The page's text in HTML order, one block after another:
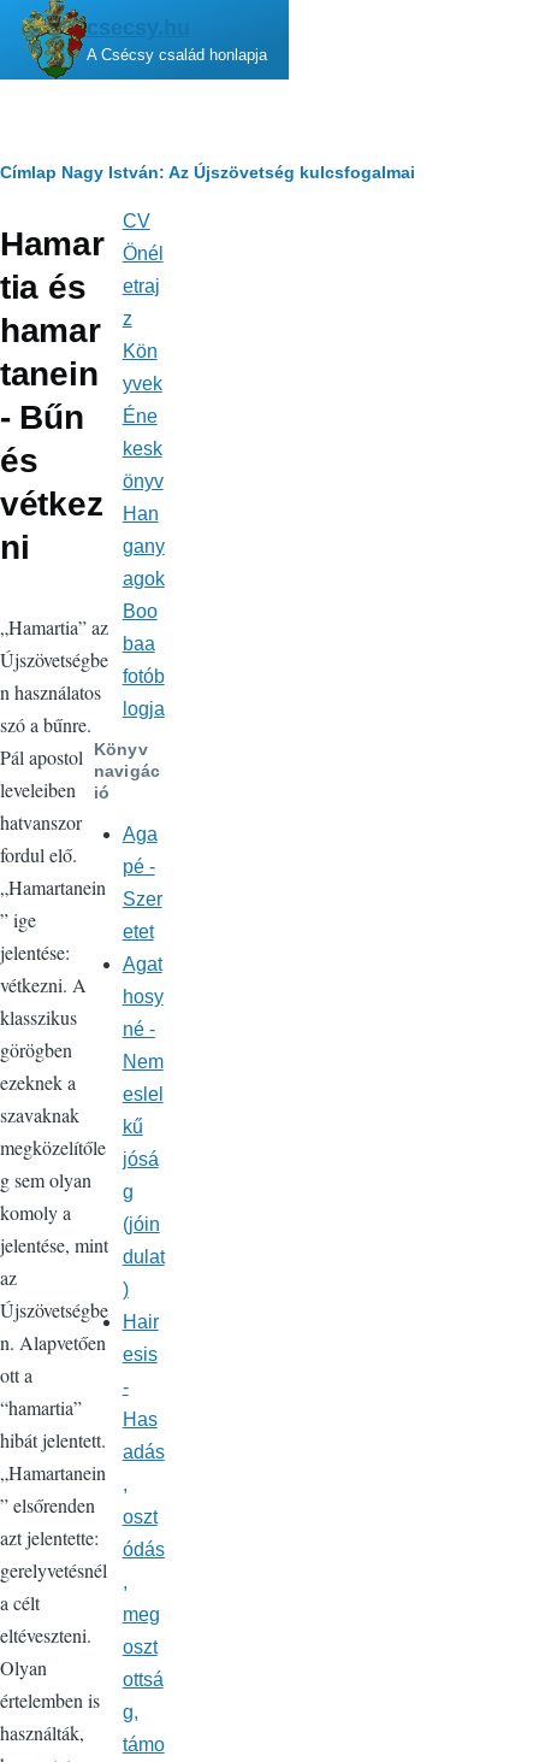
Ugrás a tartalomra
csecsy.hu
A Csécsy család honlapja
Morzsa
Címlap Nagy István: Az Újszövetség kulcsfogalmai
Hamar
tia és
hamar
tanein
- Bűn
és
vétkez
ni
„Hamartia” az
Újszövetségbe
n használatos
szó a bűnre.
Pál apostol
leveleiben
hatvanszor
fordul elő.
„Hamartanein
” ige
jelentése:
vétkezni. A
klasszikus
görögben
ezeknek a
szavaknak
megközelítőle
g sem olyan
komoly a
jelentése, mint
az
Újszövetségbe
n. Alapvetően
ott a
“hamartia”
hibát jelentett.
„Hamartanein
” elsőrenden
azt jelentette:
gerelyvetésnél
a célt
eltéveszteni.
Olyan
értelemben is
használták,
navigáció
CV
Önél
etraj
z
Kön
yvek
Éne
kesk
önyv
Han
gany
agok
Boo
baa
fotób
logja
Könyv
navigác
ió
Aga
pé -
Szer
etet
Agat
hosy
né -
Nem
eslel
kű
jósá
g
(jóin
dulat
)
Hair
esis
-
Has
adás
,
oszt
ódás
,
meg
oszt
ottsá
g,
támo